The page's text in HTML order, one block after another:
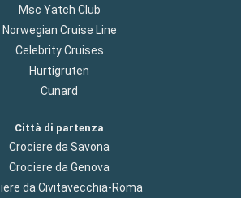
Msc Yatch Club
Norwegian Cruise Line
Celebrity Cruises
Hurtigruten
Cunard
Città di partenza
Crociere da Savona
Crociere da Genova
da Civitavecchia-Roma